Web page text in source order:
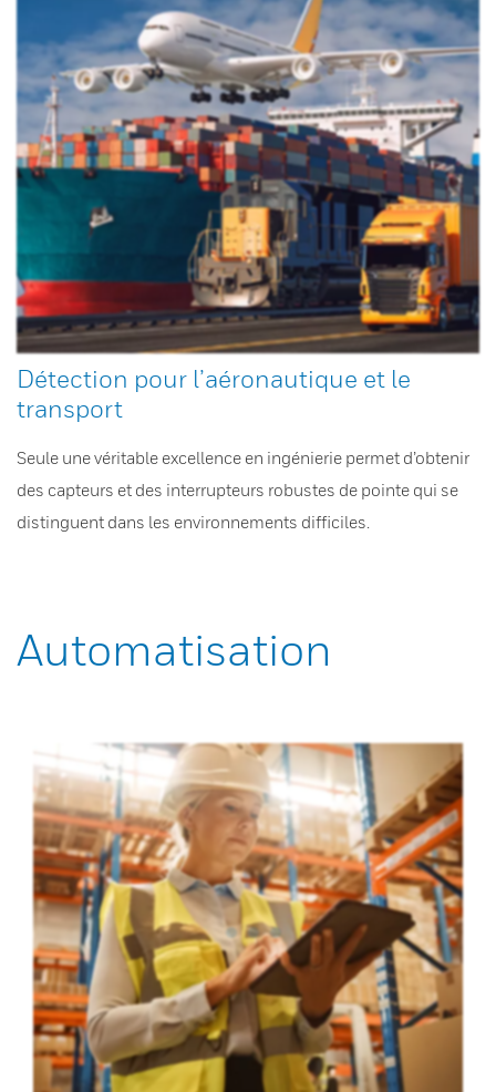
Détection pour l’aéronautique et le
transport
Seule une véritable excellence en ingénierie permet d’obtenir
des capteurs et des interrupteurs robustes de pointe qui se
distinguent dans les environnements difficiles.
Automatisation